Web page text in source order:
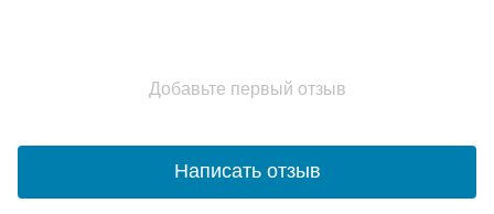
Добавьте первый отзыв
Написать отзыв